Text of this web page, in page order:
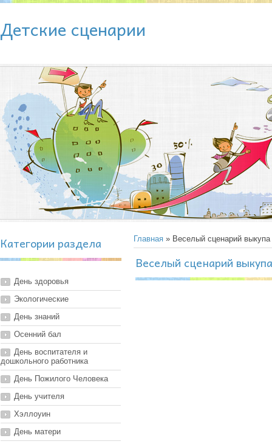
Детские сценарии
Категории раздела
День здоровья
Экологические
День знаний
Осенний бал
День воспитателя и
дошкольного работника
День Пожилого Человека
День учителя
Хэллоуин
День матери
Главная » Веселый сценарий выкупа
Веселый сценарий